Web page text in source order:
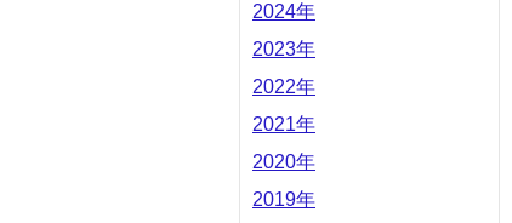
2024年
2023年
2022年
2021年
2020年
2019年